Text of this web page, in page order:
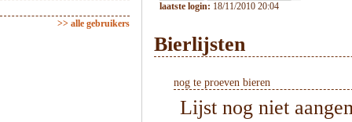
>> alle gebruikers
laatste login: 18/11/2010 20:04
Bierlijsten
nog te proeven bieren
Lijst nog niet